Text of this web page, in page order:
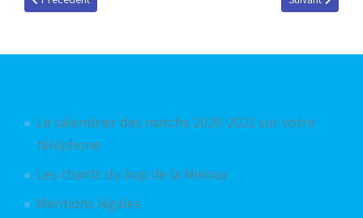
Le calendrier des matchs 2020-2021 sur votre
téléphone
Les chants du kop de la Meinau
Mentions légales